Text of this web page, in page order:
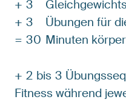
+ 3
+ 3
Übungen für
= 30 Minuten
+ 2 bis 3
Fitness während